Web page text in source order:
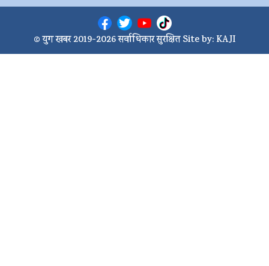
© युग खबर 2019-2026 सर्वाधिकार सुरक्षित Site by: KAJI